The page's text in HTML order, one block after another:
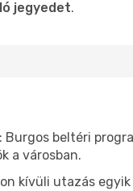
jegyedet.
: Burgos beltéri
a városban.
kívüli utazás